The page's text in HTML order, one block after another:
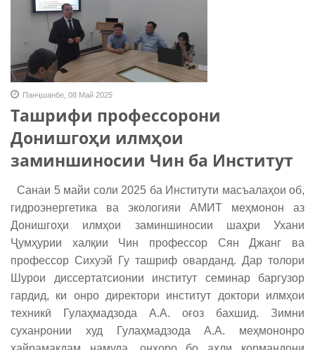
Панҷшанбе, 08 Май 2025
Ташрифи профессорони
Донишгоҳи илмҳои
заминшиносии Чин ба Институт
Санаи 5 майи соли 2025 ба Институти масъалаҳои об,
гидроэнергетика ва экологияи АМИТ меҳмонон аз
Донишгоҳи илмҳои заминшиносии шаҳри Ухани
Ҷумҳурии халқии Чин профессор Сян Джанг ва
профессор Сихуэй Гу ташриф оварданд. Дар толори
Шурои диссертатсионии институт семинар баргузор
гардид, ки онро директори институт доктори илмҳои
техникӣ Гулаҳмадзода А.А. оғоз бахшид. Зимни
суханронии худ Гулаҳмадзода А.А. меҳмононро